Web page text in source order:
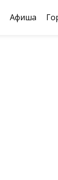
Афиша